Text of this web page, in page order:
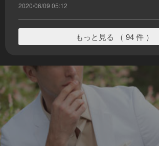
2020/06/09 05:12
もっと見る （ 94 件 ）